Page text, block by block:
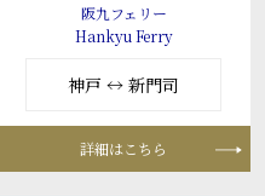
阪九フェリー
Hankyu Ferry
神戸 ↔ 新門司
詳細はこちら